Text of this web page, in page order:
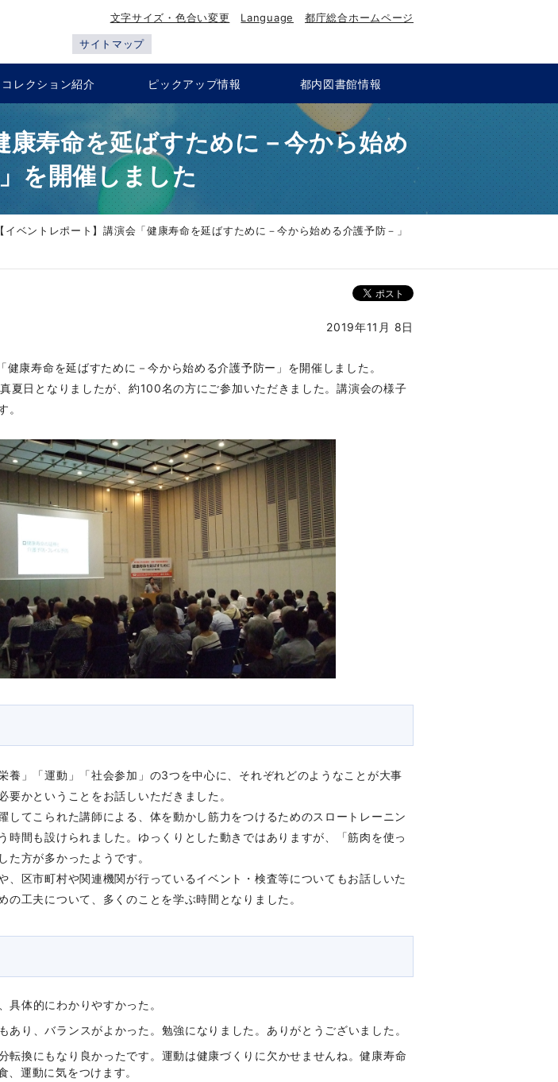
文字サイズ・色合い変更 Language 都庁総合ホームページ
サイトマップ
コレクション紹介 ピックアップ情報 都内図書館情報
寿命を延ばすために－今から始め
を開催しました
【イベントレポート】講演会「健康寿命を延ばすために－今から始める介護予防－」
2019年11月 8日
康寿命を延ばすために－今から始める介護予防ー」を開催しました。
夏日となりましたが、約100名の方にご参加いただきました。講演会の様子
。
養」「運動」「社会参加」の3つを中心に、それぞれどのようなことが大事
要かということをお話しいただきました。
してこられた講師による、体を動かし筋力をつけるためのスロートレーニン
時間も設けられました。ゆっくりとした動きではありますが、「筋肉を使っ
た方が多かったようです。
、区市町村や関連機関が行っているイベント・検査等についてもお話しいた
の工夫について、多くのことを学ぶ時間となりました。
具体的にわかりやすかった。
あり、バランスがよかった。勉強になりました。ありがとうございました。
転換にもなり良かったです。運動は健康づくりに欠かせませんね。健康寿命
、運動に気をつけます。